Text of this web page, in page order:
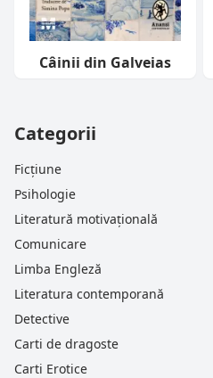
Câinii din Galveias
Categorii
Ficțiune
Psihologie
Literatură motivațională
Comunicare
Limba Engleză
Literatura contemporană
Detective
Carti de dragoste
Carti Erotice